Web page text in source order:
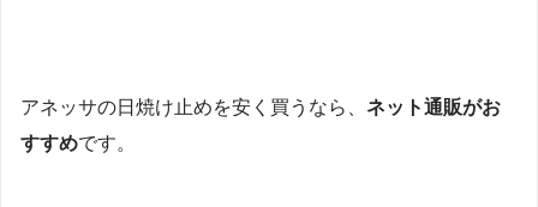
アネッサの日焼け止めを安く買うなら、 ネット通販がお
すすめです。